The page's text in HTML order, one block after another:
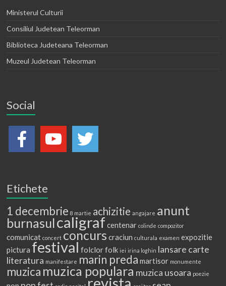
Ministerul Culturii
Consiliul Judetean Teleorman
Biblioteca Judeteana Teleorman
Muzeul Judetean Teleorman
Social
Etichete
1 decembrie 8 martie achizitie angajare anunt
burnasulcaligraf centenar colinde compozitor
comunicat concert concurs craciun culturala examen expozitie
pictura festival folclorfolk iei irina loghin lansare carte
literatura manifestare marin preda martisor monumente
muzica muzica populara muzica usoara poezie